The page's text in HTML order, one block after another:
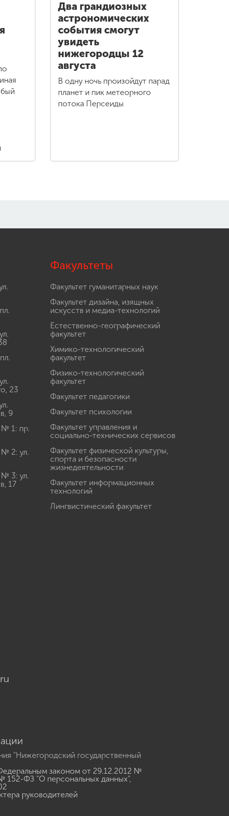
Два грандиозных
астрономических
события смогут
увидеть
нижегородцы 12
августа
В одну ночь произойдут парад
планет и пик метеорного
потока Персеиды
23
9
1: пр.
2: ул.
3: ул.
17
Факультеты
Факультет гуманитарных наук
Факультет дизайна, изящных
искусств и медиа-технологий
Естественно-географический
факультет
Химико-технологический
факультет
Физико-технологический
факультет
Факультет педагогики
Факультет психологии
Факультет управления и
социально-технических сервисов
Факультет физической культуры,
спорта и безопасности
жизнедеятельности
Факультет информационных
технологий
Лингвистический факультет
"Нижегородский государственный
законом от 29.12.2012 №
152-ФЗ "О персональных данных",
руководителей